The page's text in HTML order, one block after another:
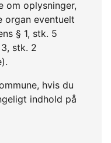
om oplysninger,
organ eventuelt
§ 1, stk. 5
stk. 2
hvis du
indhold på